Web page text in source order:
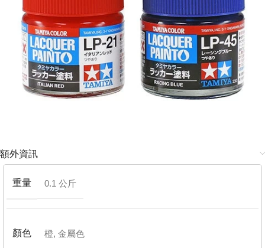
額外資訊
重量 0.1 公斤
顏色 橙, 金屬色